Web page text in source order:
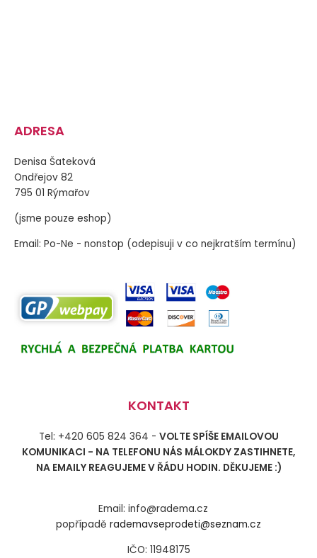
ADRESA
Denisa Šateková
Ondřejov 82
795 01 Rýmařov
(jsme pouze eshop)
Email: Po-Ne - nonstop (odepisuji v co nejkratším termínu)
KONTAKT
Tel: +420 605 824 364 - VOLTE SPÍŠE EMAILOVOU
KOMUNIKACI - NA TELEFONU NÁS MÁLOKDY ZASTIHNETE,
NA EMAILY REAGUJEME V ŘÁDU HODIN. DĚKUJEME :)
Email: info@radema.cz
popřípadě rademavseprodeti@seznam.cz
IČO: 11948175